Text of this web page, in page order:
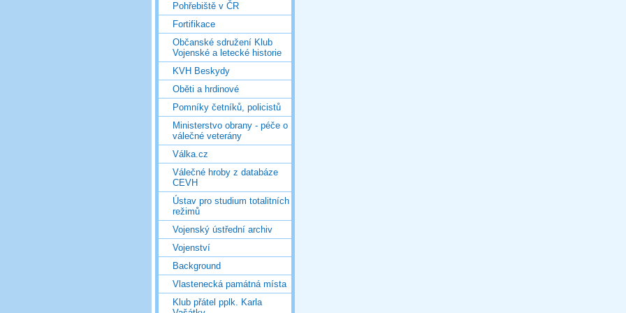
Pohřebiště v ČR
Fortifikace
Občanské sdružení Klub
Vojenské a letecké historie
KVH Beskydy
Oběti a hrdinové
Pomníky četníků, policistů
Ministerstvo obrany - péče o
válečné veterány
Válka.cz
Válečné hroby z databáze
CEVH
Ústav pro studium totalitních
režimů
Vojenský ústřední archiv
Vojenství
Background
Vlastenecká památná místa
Klub přátel pplk. Karla